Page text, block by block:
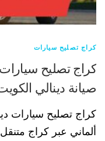
كراج تصليح سيارات
صيانة دينالي
كراج تصليح سيارات
ألماني عبر كراج